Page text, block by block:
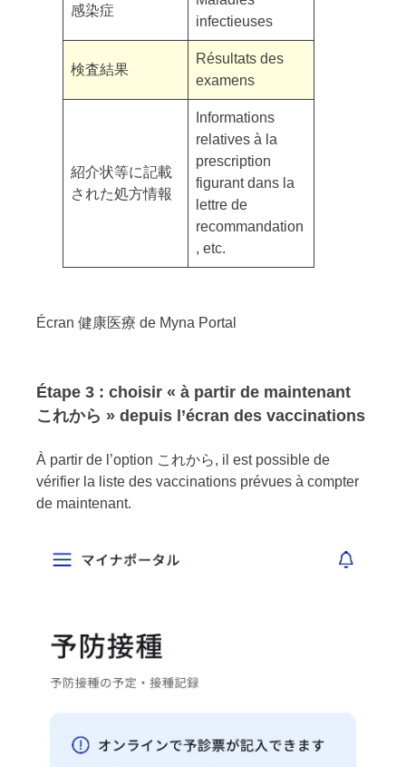
感染症
infectieuses
検査結果
Résultats des
examens
紹介状等に記載
された処方情報
Informations
relatives à la
prescription
figurant dans la
lettre de
recommandation
, etc.
Écran 健康医療 de Myna Portal
Étape 3 : choisir « à partir de maintenant
これから » depuis l’écran des vaccinations
À partir de l’option これから, il est possible de
vérifier la liste des vaccinations prévues à compter
de maintenant.